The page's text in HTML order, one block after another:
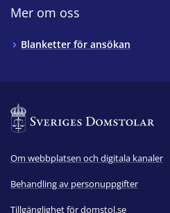
Mer om oss
Blanketter för ansökan
Om webbplatsen och digitala kanaler
Behandling av personuppgifter
Tillgänglighet för domstol.se